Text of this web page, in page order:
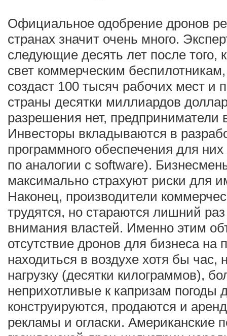
Официальное одобрение дронов
странах значит очень много.
следующие десять лет после того,
свет коммерческим
создаст 100 тысяч рабочих мест и
страны десятки миллиардов
разрешения нет, предприниматели
Инвесторы вкладываются в
программного обеспечения для
по аналогии с software).
максимально страхуют риски для
Наконец, производители
трудятся, но стараются лишний
внимания властей. Именно этим
отсутствие дронов для бизнеса на
находиться в воздухе хотя бы час,
нагрузку (десятки килограммов),
неприхотливые к капризам погоды
конструируются, продаются и
рекламы и огласки. Американские